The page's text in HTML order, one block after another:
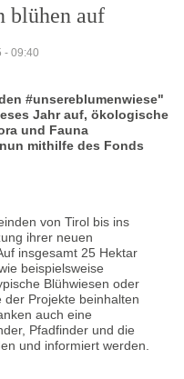
blühen auf
- 09:40
#unsereblumenwiese"
Jahr auf, ökologische
und Fauna
mithilfe des Fonds
von Tirol bis ins
ihrer neuen
insgesamt 25 Hektar
beispielsweise
Blühwiesen oder
der Projekte beinhalten
auch eine
Pfadfinder und die
und informiert werden.